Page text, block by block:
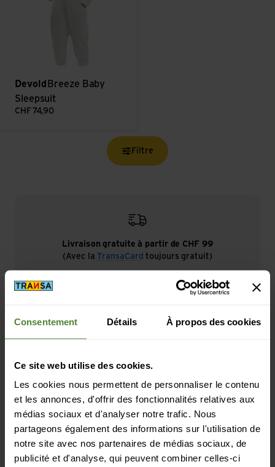
Consentement Détails À propos des cookies
Ce site web utilise des cookies.
Les cookies nous permettent de personnaliser le contenu
et les annonces, d'offrir des fonctionnalités relatives aux
médias sociaux et d'analyser notre trafic. Nous
partageons également des informations sur l'utilisation de
notre site avec nos partenaires de médias sociaux, de
publicité et d'analyse, qui peuvent combiner celles-ci
Devold Breeze Baby
Sleepsuit
CHF 74,90
Filtre
Livraison gratuite à partir de CHF 99
(Avec la TransaCard toujours gratuit)